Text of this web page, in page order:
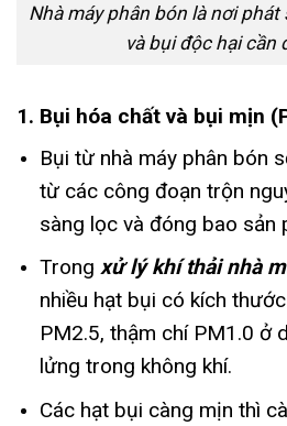
Nhà máy phân bón là nơi
và bụi độc hại cần
1. Bụi hóa chất và bụi mịn
Bụi từ nhà máy phân bón
từ các công đoạn trộn
sàng lọc và đóng bao sản
Trong xử lý khí thải nhà
nhiều hạt bụi có kích
PM2.5, thậm chí PM1.0 ở
lửng trong không khí.
Các hạt bụi càng mịn thì